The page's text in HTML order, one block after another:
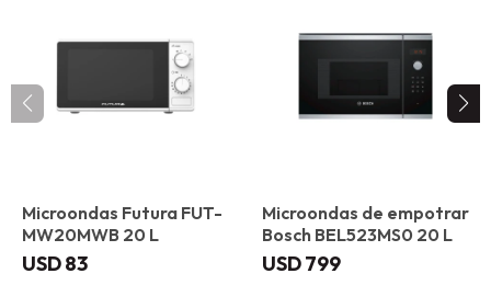
Microondas Futura FUT-
MW20MWB 20 L
USD83
Microondas de empotrar
Bosch BEL523MS0 20 L
USD799